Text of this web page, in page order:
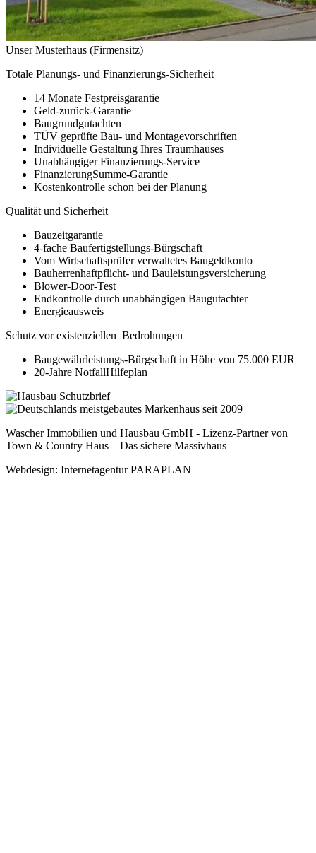
Unser Musterhaus (Firmensitz)
Totale Planungs- und Finanzierungs-Sicherheit
14 Monate Festpreisgarantie
Geld-zurück-Garantie
Baugrundgutachten
TÜV geprüfte Bau- und Montagevorschriften
Individuelle Gestaltung Ihres Traumhauses
Unabhängiger Finanzierungs-Service
FinanzierungSumme-Garantie
Kostenkontrolle schon bei der Planung
Qualität und Sicherheit
Bauzeitgarantie
4-fache Baufertigstellungs-Bürgschaft
Vom Wirtschaftsprüfer verwaltetes Baugeldkonto
Bauherrenhaftpflicht- und Bauleistungsversicherung
Blower-Door-Test
Endkontrolle durch unabhängigen Baugutachter
Energieausweis
Schutz vor existenziellen Bedrohungen
Baugewährleistungs-Bürgschaft in Höhe von 75.000 EUR
20-Jahre NotfallHilfeplan
Wascher Immobilien und Hausbau GmbH - Lizenz-Partner von
Town & Country Haus – Das sichere Massivhaus
Webdesign: Internetagentur PARAPLAN